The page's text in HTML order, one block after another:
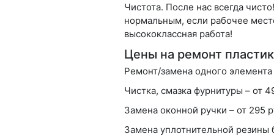
Чистота. После нас всегда
нормальным, если рабочее
высококлассная работа!
Цены на ремонт
Ремонт/замена одного
Чистка, смазка фурнитуры – от
Замена оконной ручки – от 295
Замена уплотнительной резины